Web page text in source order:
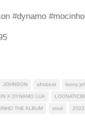
#dynamo #mocinho
JOHNSON afrobeat loony
X DYNAMO LUA
THE ALBUM zouk